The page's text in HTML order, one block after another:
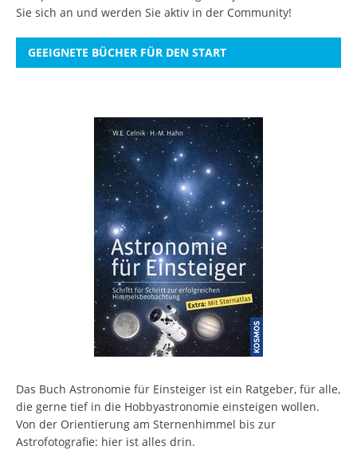
Sie sich an und werden Sie aktiv in der Community!
GEEIGNETE BÜCHER FÜR DEN START
Das Buch Astronomie für Einsteiger ist ein Ratgeber, für alle,
die gerne tief in die Hobbyastronomie einsteigen wollen.
Von der Orientierung am Sternenhimmel bis zur
Astrofotografie: hier ist alles drin.